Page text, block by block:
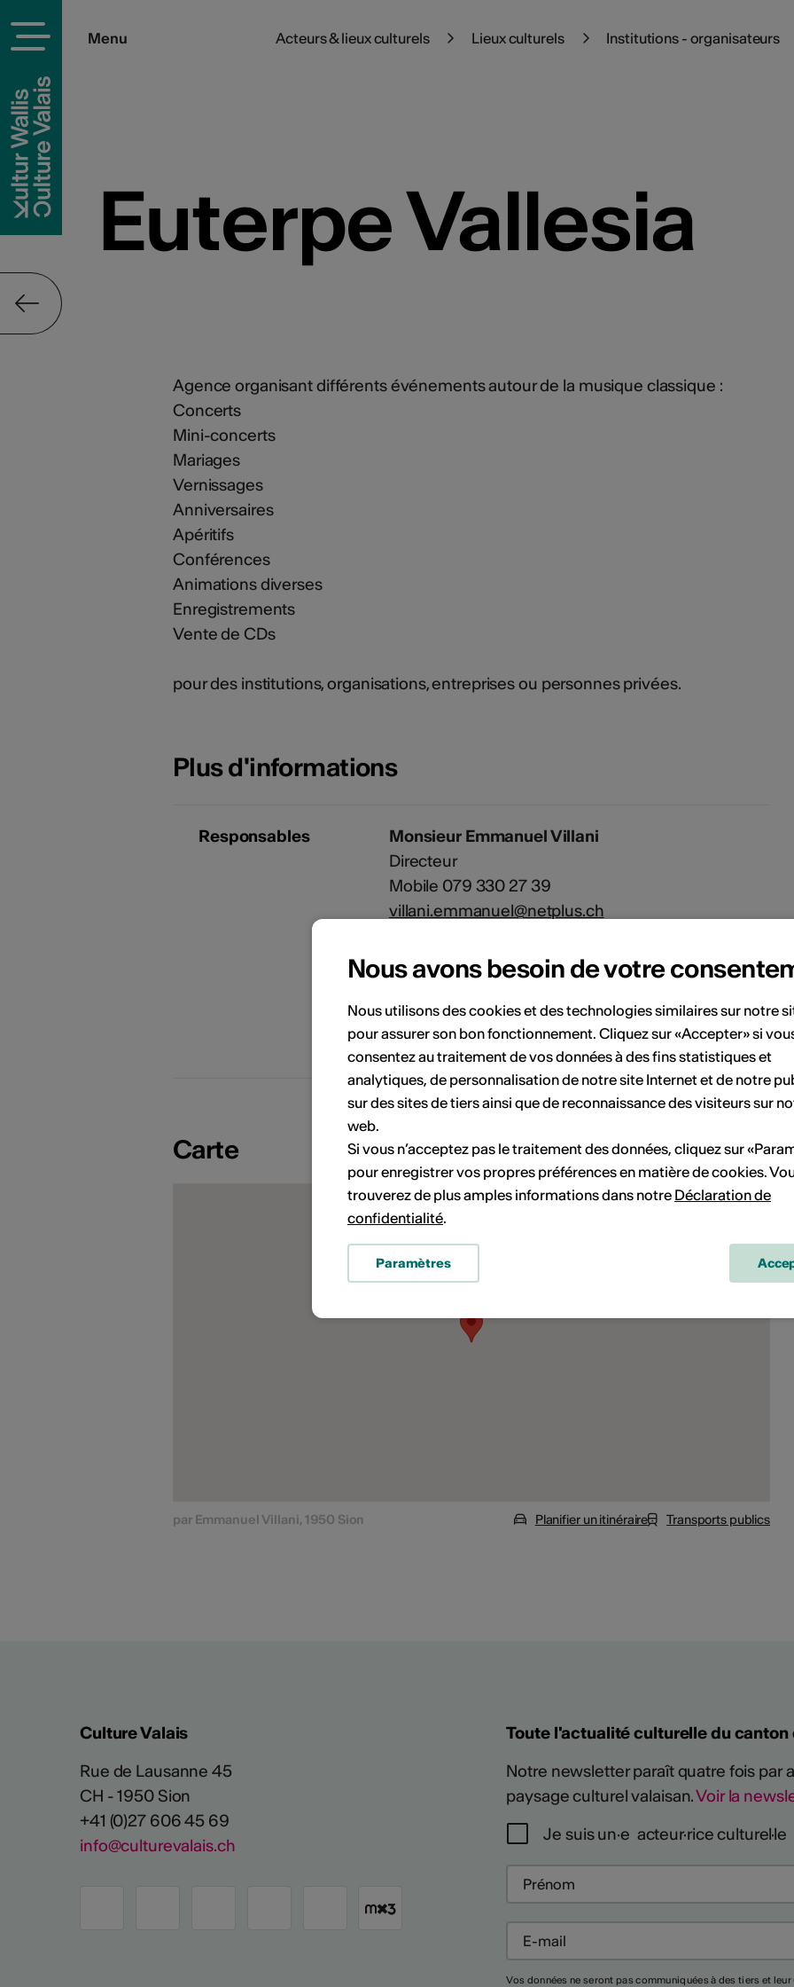
Menu Acteurs & lieux culturels Lieux culturels Institutions - organisateurs
Euterpe Vallesia
Agence organisant différents événements autour de la musique classique :
Concerts
Mini-concerts
Mariages
Vernissages
Anniversaires
Apéritifs
Conférences
Animations diverses
Enregistrements
Vente de CDs
pour des institutions, organisations, entreprises ou personnes privées.
Plus d'informations
Responsables
Monsieur Emmanuel Villani
Directeur
Mobile 079 330 27 39
villani.emmanuel@netplus.ch
Madame Nathalie Dayer
Mobile 079 384 63 63
info@euterpe-vs.ch
Carte
par Emmanuel Villani, 1950 Sion Planifier un itinéraire Transports publics
Culture Valais
Rue de Lausanne 45
CH - 1950 Sion
+41 (0)27 606 45 69
info@culturevalais.ch
Toute l'actualité culturelle du
Notre newsletter paraît quatre fois par
paysage culturel valaisan.Voir la
Je suis un·e acteur·rice culturel·le
Vos données ne seront pas communiquées à des tiers et
Nous avons besoin de votre
Nous utilisons des cookies et des technologies similaires sur notre
pour assurer son bon fonctionnement. Cliquez sur «Accepter» si
consentez au traitement de vos données à des fins statistiques et
analytiques, de personnalisation de notre site Internet et de notre
sur des sites de tiers ainsi que de reconnaissance des visiteurs sur
web.
Si vous n’acceptez pas le traitement des données, cliquez sur
pour enregistrer vos propres préférences en matière de cookies.
trouverez de plus amples informations dans notre Déclaration de
confidentialité.
Paramètres